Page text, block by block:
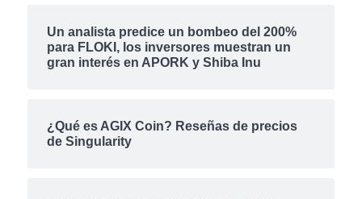
Un analista predice un bombeo del 200%
para FLOKI, los inversores muestran un
gran interés en APORK y Shiba Inu
¿Qué es AGIX Coin? Reseñas de precios
de Singularity